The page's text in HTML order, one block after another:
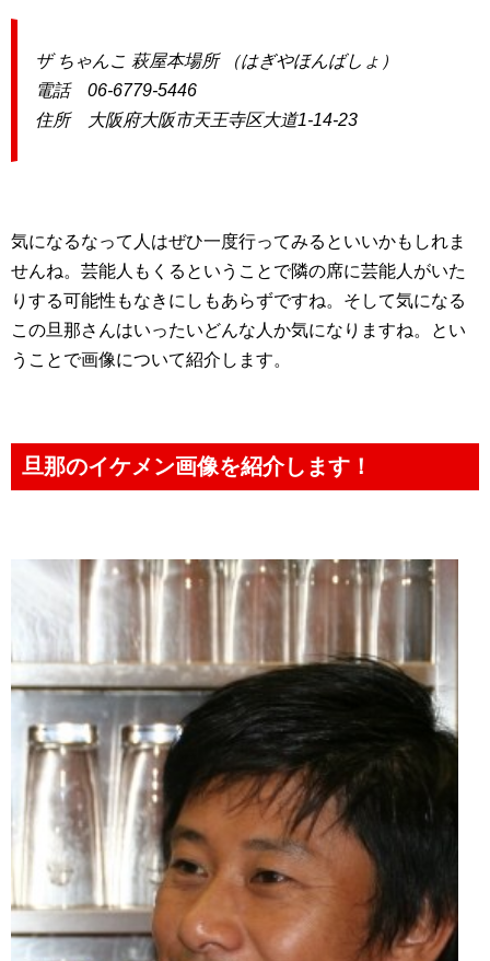
ザ ちゃんこ 萩屋本場所 （はぎやほんばしょ）
電話 06-6779-5446
住所 大阪府大阪市天王寺区大道1-14-23
気になるなって人はぜひ一度行ってみるといいかもしれま
せんね。芸能人もくるということで隣の席に芸能人がいた
りする可能性もなきにしもあらずですね。そして気になる
この旦那さんはいったいどんな人か気になりますね。とい
うことで画像について紹介します。
旦那のイケメン画像を紹介します！